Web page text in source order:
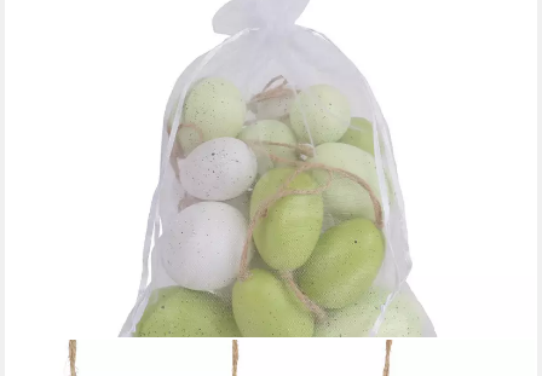
DECORIS SEASON DECORATIONS